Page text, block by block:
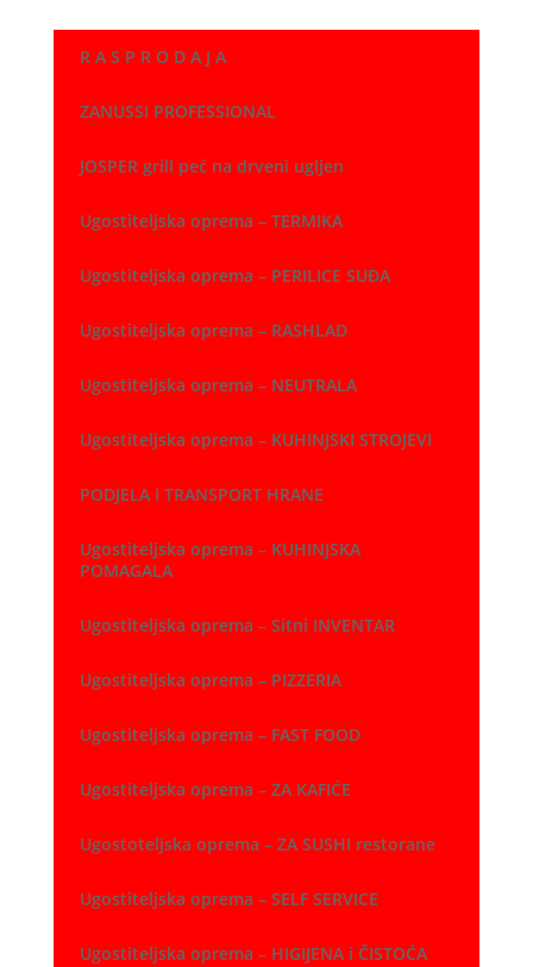
5,84 €
12,21 €
R A S P R O D A J A
ZANUSSI PROFESSIONAL
JOSPER grill peć na drveni ugljen
Ugostiteljska oprema – TERMIKA
Ugostiteljska oprema – PERILICE SUĐA
Ugostiteljska oprema – RASHLAD
Ugostiteljska oprema – NEUTRALA
Ugostiteljska oprema – KUHINJSKI STROJEVI
PODJELA I TRANSPORT HRANE
Ugostiteljska oprema – KUHINJSKA
POMAGALA
Ugostiteljska oprema – Sitni INVENTAR
Ugostiteljska oprema – PIZZERIA
Ugostiteljska oprema – FAST FOOD
Ugostiteljska oprema – ZA KAFIĆE
Ugostoteljska oprema – ZA SUSHI restorane
Ugostiteljska oprema – SELF SERVICE
Ugostiteljska oprema – HIGIJENA i ČISTOĆA